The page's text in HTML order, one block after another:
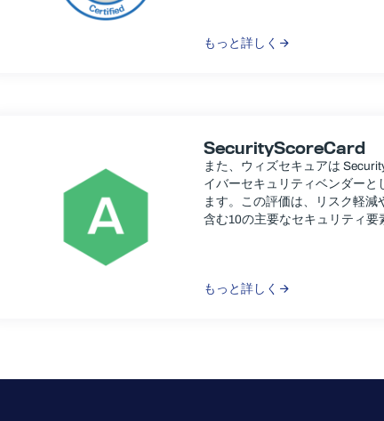
もっと詳しく
SecurityScoreCard
また、ウィズセキュアは
イバーセキュリティベンダーと
ます。この評価は、リスク軽減
含む10の主要なセキュリティ要
もっと詳しく